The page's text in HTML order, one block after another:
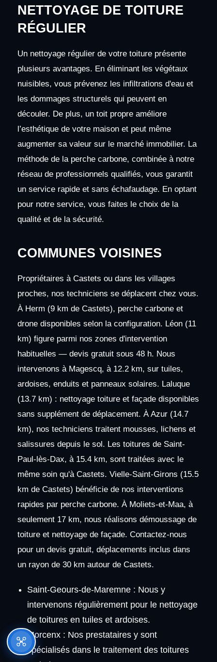
NETTOYAGE DE TOITURE
RÉGULIER
Un nettoyage régulier de votre toiture présente
plusieurs avantages. En éliminant les végétaux
nuisibles, vous prévenez les infiltrations d'eau et
les dommages structurels qui peuvent en
découler. De plus, un toit propre améliore
l’esthétique de votre maison et peut même
augmenter sa valeur sur le marché immobilier. La
méthode de la perche carbone, combinée à notre
réseau de professionnels qualifiés, vous garantit
un service rapide et sans échafaudage. En optant
pour notre service, vous faites le choix de la
qualité et de la sécurité.
COMMUNES VOISINES
Propriétaires à Castets ou dans les villages
proches, nos techniciens se déplacent chez vous.
À Herm (9 km de Castets), perche carbone et
drone disponibles selon la configuration. Léon (11
km) figure parmi nos zones d'intervention
habituelles — devis gratuit sous 48 h. Nous
intervenons à Magescq, à 12.2 km, sur tuiles,
ardoises, enduits et panneaux solaires. Laluque
(13.7 km) : nettoyage toiture et façade disponibles
sans supplément de déplacement. À Azur (14.7
km), nos techniciens traitent mousses, lichens et
salissures depuis le sol. Les toitures de Saint-
Paul-lès-Dax, à 15.4 km, sont traitées avec le
même soin qu'à Castets. Vielle-Saint-Girons (15.5
km de Castets) bénéficie de nos interventions
rapides par perche carbone. À Moliets-et-Maa, à
seulement 17 km, nous réalisons démoussage de
toiture et nettoyage de façade. Contactez-nous
pour un devis gratuit, déplacements inclus dans
un rayon de 30 km autour de Castets.
Saint-Geours-de-Maremne : Nous y
intervenons régulièrement pour le nettoyage
de toitures en tuiles et ardoises.
Morcenx : Nos prestataires y sont
spécialisés dans le traitement des toitures